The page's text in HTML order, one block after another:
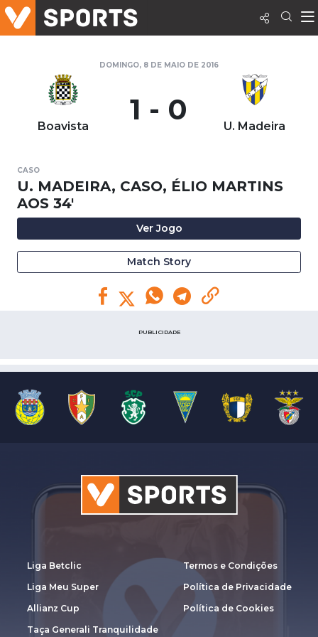
DOMINGO, 8 DE MAIO DE 2016
Boavista 1 - 0 U. Madeira
CASO
U. MADEIRA, CASO, ÉLIO MARTINS
AOS 34'
Ver Jogo
Match Story
PUBLICIDADE
Liga Betclic
Liga Meu Super
Allianz Cup
Taça Generali Tranquilidade
Termos e Condições
Política de Privacidade
Política de Cookies